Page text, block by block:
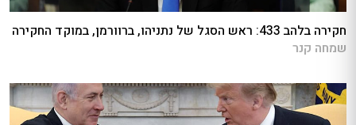
חקירה בלהב 433: ראש הסגל של נתניהו, ברוורמן, במוקד החקירה
שמחה קנר